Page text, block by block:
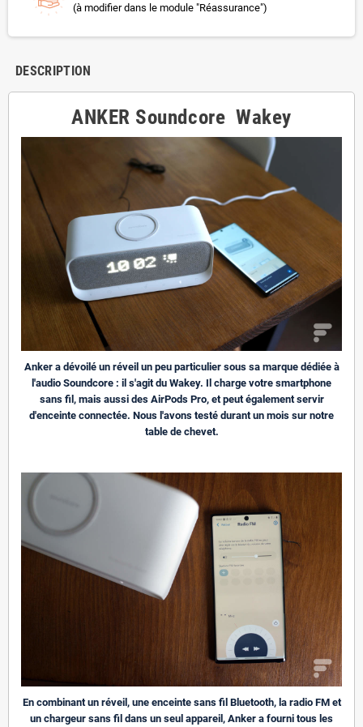
(à modifier dans le module "Réassurance")
DESCRIPTION
ANKER Soundcore Wakey
Anker a dévoilé un réveil un peu particulier sous sa marque dédiée à
l'audio Soundcore : il s'agit du Wakey. Il charge votre smartphone
sans fil, mais aussi des AirPods Pro, et peut également servir
d'enceinte connectée. Nous l'avons testé durant un mois sur notre
table de chevet.
En combinant un réveil, une enceinte sans fil Bluetooth, la radio FM et
un chargeur sans fil dans un seul appareil, Anker a fourni tous les